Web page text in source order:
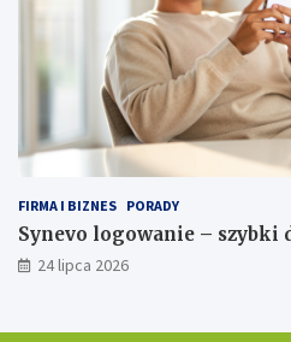
FIRMA I BIZNES PORADY
Synevo logowanie – szybki
24 lipca 2026